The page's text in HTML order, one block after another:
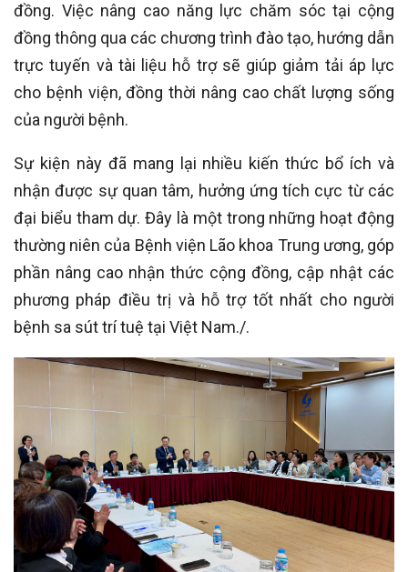
đồng. Việc nâng cao năng lực chăm sóc tại cộng
đồng thông qua các chương trình đào tạo, hướng dẫn
trực tuyến và tài liệu hỗ trợ sẽ giúp giảm tải áp lực
cho bệnh viện, đồng thời nâng cao chất lượng sống
của người bệnh.
Sự kiện này đã mang lại nhiều kiến thức bổ ích và
nhận được sự quan tâm, hưởng ứng tích cực từ các
đại biểu tham dự. Đây là một trong những hoạt động
thường niên của Bệnh viện Lão khoa Trung ương, góp
phần nâng cao nhận thức cộng đồng, cập nhật các
phương pháp điều trị và hỗ trợ tốt nhất cho người
bệnh sa sút trí tuệ tại Việt Nam./.